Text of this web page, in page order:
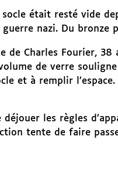
était resté vide
nazi. Du bronze
de Charles Fourier,
de verre
et à remplir
les règles
tente de faire